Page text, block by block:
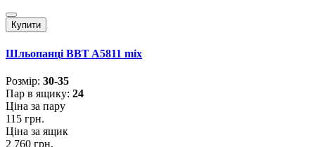
Купити
Шльопанці BBT A5811 mix
Розмiр: 30-35
Пар в ящику: 24
Ціна за пару
115 грн.
Ціна за ящик
2 760 грн.